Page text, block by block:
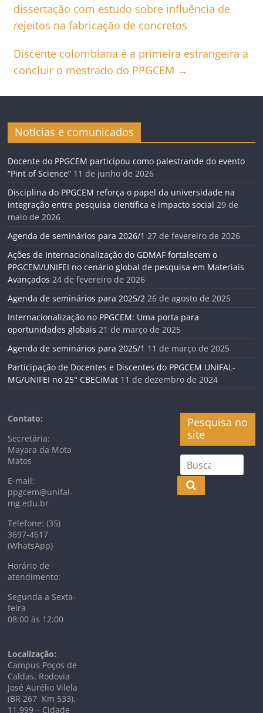
dissertação com estudo sobre influência de
rejeitos na fabricação de concretos
Discente colombiana é a primeira estrangeira a
concluir o mestrado do PPGCEM →
Notícias e comunicados
Docente do PPGCEM participou como palestrande do evento
“Pint of Science” 11 de junho de 2026
Disciplina do PPGCEM reforça o papel da universidade na
integração entre pesquisa científica e impacto social 29 de
maio de 2026
Agenda de seminários para 2026/1 27 de fevereiro de 2026
Ações de Internacionalização do GDMAF fortalecem o
PPGCEM/UNIFEI no cenário global de pesquisa em Materiais
Avançados 24 de fevereiro de 2026
Agenda de seminários para 2025/2 26 de agosto de 2025
Internacionalização no PPGCEM: Uma porta para
oportunidades globais 21 de março de 2025
Agenda de seminários para 2025/1 11 de março de 2025
Participação de Docentes e Discentes do PPGCEM UNIFAL-
MG/UNIFEI no 25° CBECiMat 11 de dezembro de 2024
Contato:
Secretária:
Mayara da Mota
Matos
E-mail:
ppgcem@unifal-
mg.edu.br
Telefone: (35)
3697-4617
(WhatsApp)
Horário de
atendimento:
Segunda a Sexta-
feira
08:00 às 12:00
Localização:
Campus Poços de
Caldas. Rodovia
José Aurélio Vilela
(BR 267 Km 533),
11.999 – Cidade
Pesquisa no
site